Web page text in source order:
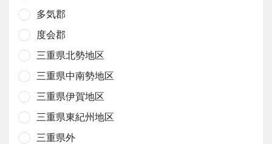
多気郡
度会郡
三重県北勢地区
三重県中南勢地区
三重県伊賀地区
三重県東紀州地区
三重県外